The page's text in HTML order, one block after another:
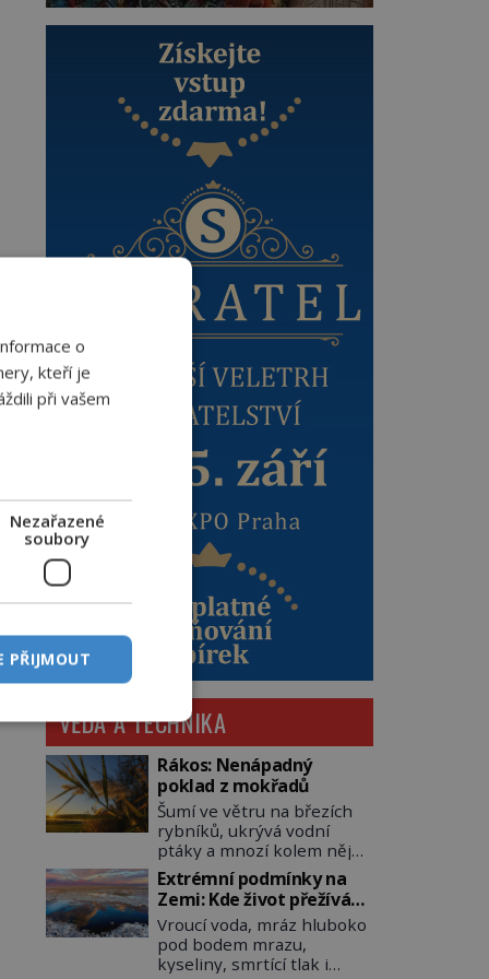
VĚDA A TECHNIKA
Rákos: Nenápadný
poklad z mokřadů
Šumí ve větru na březích
rybníků, ukrývá vodní
ptáky a mnozí kolem něj
procházejí bez povšimnutí.
Přesto právě rákos
pomáhal stavět domy,
vyrábět lodě, zapisovat
první texty a inspiroval
řadu pověstí. Tato
Extrémní podmínky na
Zemi: Kde život přežívá
navzdory všemu
Vroucí voda, mráz hluboko
pod bodem mrazu,
kyseliny, smrtící tlak i
o
kteří je
při vašem
Nezařazené
soubory
PŘIJMOUT